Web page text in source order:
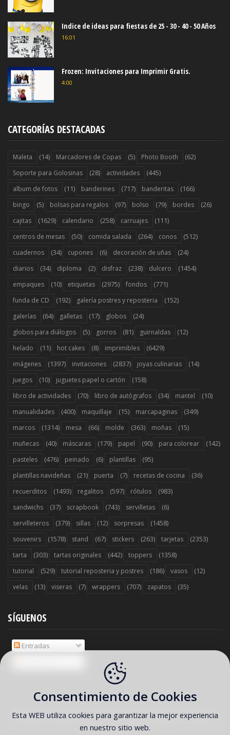
Indice de ideas para fiestas de 25 - 30 - 40 - 50 Años
16:01
Frozen: Invitaciones para Imprimir Gratis.
4:00
CATEGORÍAS DESTACADAS
Maleta (14) Marcadores de Copas (5) Photo Booth (62)
Soporte para Golosinas (28) actividades (445)
album de fotos (11) banderines (717) banderitas (166)
bingo (5) bolsas para regalos (97) bolso (79) bordes (26)
cajitas (1629) calendario (258) carruajes (111)
centros de mesas (50) comida salada (264) conos (512)
cuadernos (34) cupones (6) decoración de uñas (24)
diarios (34) diploma (2) disfraz (238) dulcero (1454)
empaques (10) etiquetas (2975) fondos (771)
funda de CD (192) galería postres y reposteria (152)
galerías (64) galletas (17) globos (24)
globos para diálogos (5) gorros (81) guirnaldas (12)
helado (11) hot cakes (8) imprimibles (6429)
imágenes (1397) invitaciones (2837) joyas culinarias (14)
juegos (10) juguetes papel o cartón (158)
libro de actividades (70) libro de autógrafos (34) mantel (10)
manualidades (400) maquillaje (15) marcapaginas (349)
marcos (1314) mesa (66) molde (363) moñas (15)
muñecas (40) máscaras (179) papel (90) para colorear (142)
pasteles (476) peinado (6) plantillas (95)
plantillas navideñas (21) puerta (7) recetas de cocina (36)
recuerditos (1493) regalitos (597) rótulos (983)
sandwichs (37) scrapbook (743) servilletas (6)
servilleteros (379) sillas (12) sorpresas (1458)
souvenirs (1578) stand (67) stickers (263) tarjetas (2353)
tarta (303) tartas originales (442) toppers (1358)
tutorial (529) tutorial reposteria y postres (186) vasos (12)
velas (13) viseras (7) wrappers (707) zapatos (35)
SÍGUENOS
Entradas
COPYRIGHT ©2026 Ideas y material gratis para fiestas y celebraciones
Oh My Fiesta!
Consentimiento de Cookies
Esta WEB utiliza cookies para garantizar la mejor experiencia
en nuestro sitio web.